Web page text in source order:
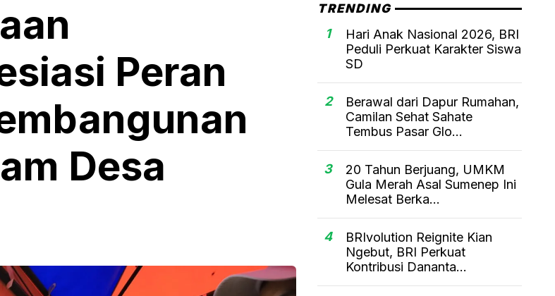
Peran
Desa
TRENDING
1
Hari Anak Nasional 2026, BRI
Peduli Perkuat Karakter Siswa
SD
2
Berawal dari Dapur Rumahan,
Camilan Sehat Sahate
Tembus Pasar Glo...
3
20 Tahun Berjuang, UMKM
Gula Merah Asal Sumenep Ini
Melesat Berka...
4
BRIvolution Reignite Kian
Ngebut, BRI Perkuat
Kontribusi Dananta...